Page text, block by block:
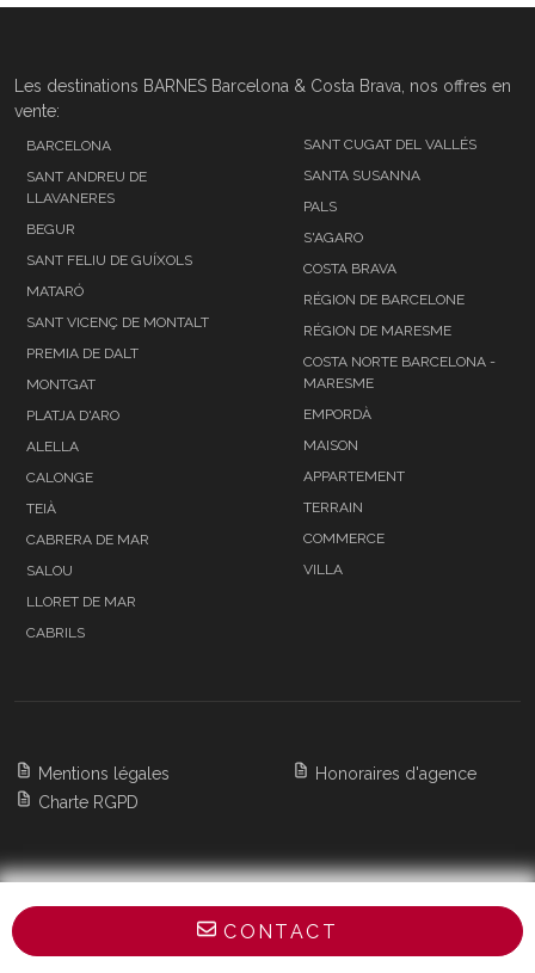
CONTACT
Les destinations BARNES Barcelona & Costa Brava, nos offres en
vente:
BARCELONA
SANT ANDREU DE
LLAVANERES
BEGUR
SANT FELIU DE GUÍXOLS
MATARÓ
SANT VICENÇ DE MONTALT
PREMIA DE DALT
MONTGAT
PLATJA D'ARO
ALELLA
CALONGE
TEIÀ
CABRERA DE MAR
SALOU
LLORET DE MAR
CABRILS
SANT CUGAT DEL VALLÉS
SANTA SUSANNA
PALS
S'AGARO
COSTA BRAVA
RÉGION DE BARCELONE
RÉGION DE MARESME
COSTA NORTE BARCELONA -
MARESME
EMPORDÀ
MAISON
APPARTEMENT
TERRAIN
COMMERCE
VILLA
Mentions légales
Charte RGPD
Honoraires d'agence
Copyright 2026 BARNES Barcelona & Costa
All Rights Reserved